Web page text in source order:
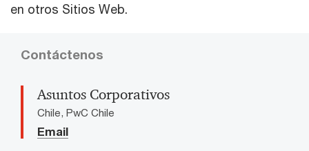
en otros Sitios Web.
Contáctenos
Asuntos Corporativos
Chile, PwC Chile
Email